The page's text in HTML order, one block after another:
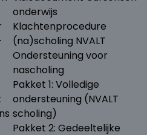
onderwijs
Klachtenprocedure
(na)scholing NVALT
Ondersteuning voor
nascholing
Pakket 1: Volledige
ondersteuning (NVALT
scholing)
Pakket 2: Gedeeltelijke